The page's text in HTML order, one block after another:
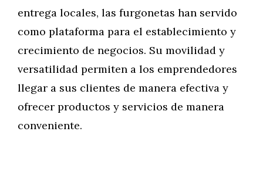
entrega locales, las furgonetas han servido
como plataforma para el establecimiento y
crecimiento de negocios. Su movilidad y
versatilidad permiten a los emprendedores
llegar a sus clientes de manera efectiva y
ofrecer productos y servicios de manera
conveniente.